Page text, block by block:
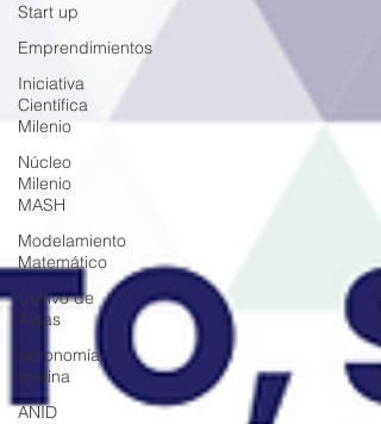
Start up
Emprendimientos
Iniciativa
Científica
Milenio
Núcleo
Milenio
MASH
Modelamiento
Matemático
Cultivo de
Algas
agronomía
marina
ANID